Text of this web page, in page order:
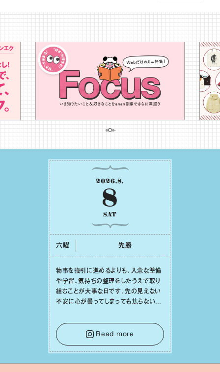
2026.8.
8
SAT
六曜 先勝
物事を強引に進めるよりも、⼊念な準備
や学習、気持ちの整理をしたうえで取り
組むことが⼤事な⽇です。先の⾒えない
不安に⼼が曇ってしまっても焦らない
⾝や疲れていそうな⼈をいたわることに
時間を使いましょう。ここでしっかりとエ
ネルギーを蓄え、困難を乗り越える⼒に
変えましょう。
Read more